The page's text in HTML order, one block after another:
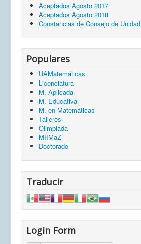
Aceptados Agosto 2017
Aceptados Agosto 2018
Constancias de Consejo de Unidad
Populares
UAMatemáticas
Licenciatura
M. Aplicada
M. Educativa
M. en Matemáticas
Talleres
Olimpiada
MIIMaZ
Doctorado
Traducir
Login Form